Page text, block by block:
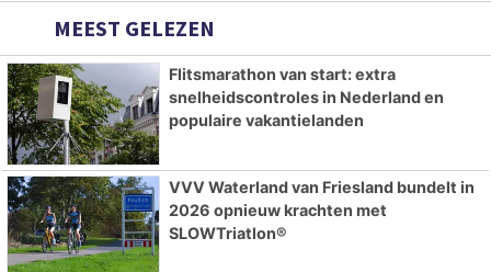
MEEST GELEZEN
Flitsmarathon van start: extra
snelheidscontroles in Nederland en
populaire vakantielanden
VVV Waterland van Friesland bundelt in
2026 opnieuw krachten met
SLOWTriatlon®